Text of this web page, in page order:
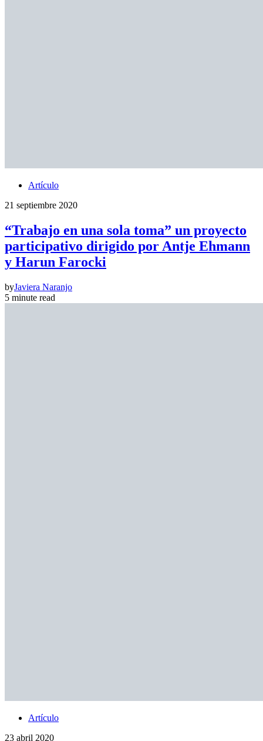
Artículo
21 septiembre 2020
“Trabajo en una sola toma” un proyecto
participativo dirigido por Antje Ehmann
y Harun Farocki
byJaviera Naranjo
5 minute read
Artículo
23 abril 2020